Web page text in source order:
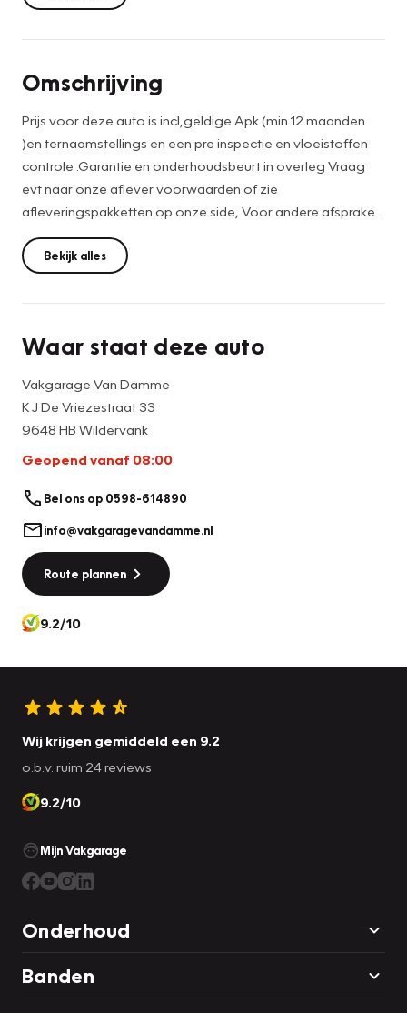
Omschrijving
Prijs voor deze auto is incl,geldige Apk (min 12 maanden
)en ternaamstellings en een pre inspectie en vloeistoffen
controle .Garantie en onderhoudsbeurt in overleg Vraag
evt naar onze aflever voorwaarden of zie
afleveringspakketten op onze side, Voor andere afspraken
met U als klant worden keurig op een verkoop
overeenkomst genoteerd. Evt druk en zet fouten in de
adverties of verkoop kaarten zijn we niet verantwoordelijk
Bekijk alles
Waar staat deze auto
Vakgarage Van Damme
K J De Vriezestraat 33
9648 HB Wildervank
Geopend vanaf 08:00
Bel ons op 0598-614890
info@vakgaragevandamme.nl
Route plannen
9.2/10
Wij krijgen gemiddeld een 9.2
o.b.v. ruim 24 reviews
9.2/10
Mijn Vakgarage
Onderhoud
Banden